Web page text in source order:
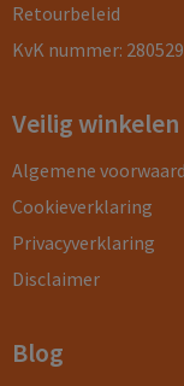
Retourbeleid
KvK nummer:
Veilig winkelen
Algemene
Cookieverklaring
Privacyverklaring
Disclaimer
Blog